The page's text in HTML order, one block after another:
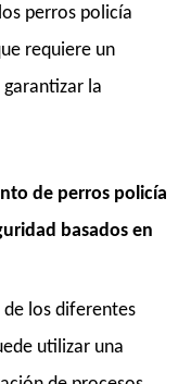
perros policía
requiere un
la
de perros policía
basados ​​en
los diferentes
utilizar una